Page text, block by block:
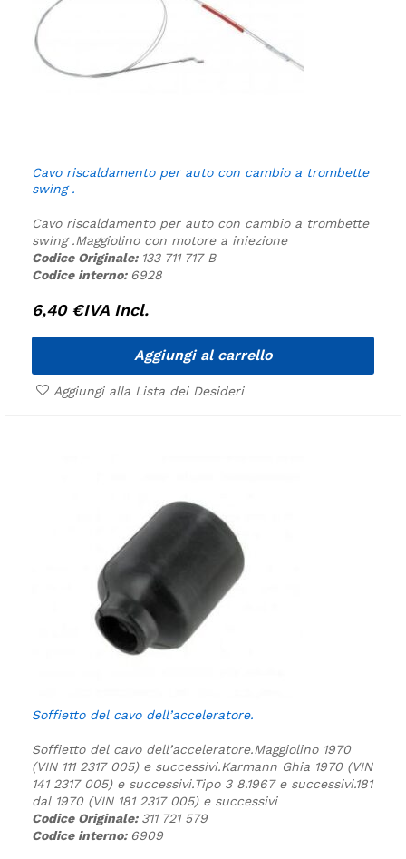
Cavo riscaldamento per auto con cambio a trombette
swing .
Cavo riscaldamento per auto con cambio a trombette
swing .Maggiolino con motore a iniezione
Codice Originale: 133 711 717 B
Codice interno: 6928
6,40 €IVA Incl.
Aggiungi al carrello
Aggiungi alla Lista dei Desideri
Soffietto del cavo dell’acceleratore.
Soffietto del cavo dell’acceleratore.Maggiolino 1970
(VIN 111 2317 005) e successivi.Karmann Ghia 1970 (VIN
141 2317 005) e successivi.Tipo 3 8.1967 e successivi.181
dal 1970 (VIN 181 2317 005) e successivi
Codice Originale: 311 721 579
Codice interno: 6909